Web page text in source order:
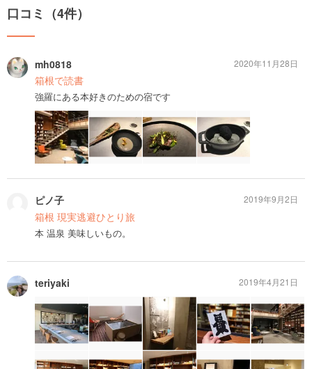
口コミ（4件）
mh0818
箱根で読書
強羅にある本好きのための宿です
2020年11月28日
ピノ子
箱根 現実逃避ひとり旅
本 温泉 美味しいもの。
2019年9月2日
teriyaki 2019年4月21日